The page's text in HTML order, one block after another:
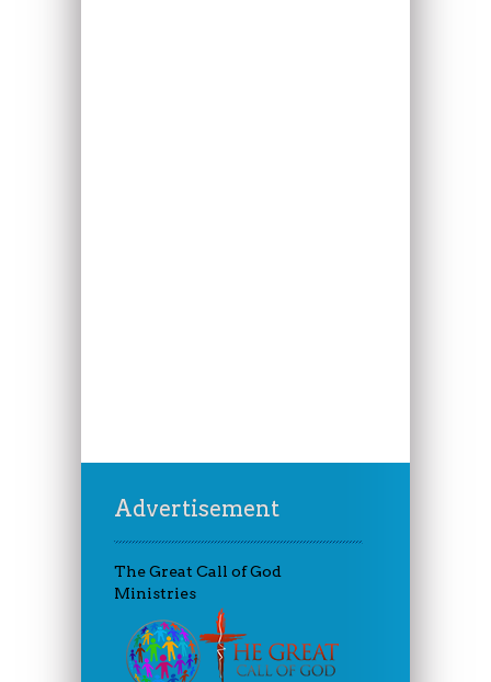
Advertisement
The Great Call of God
Ministries